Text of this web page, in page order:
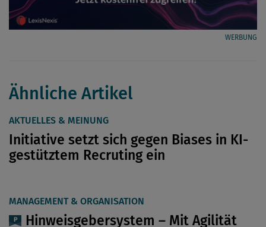
WERBUNG
Ähnliche Artikel
AKTUELLES & MEINUNG
Initiative setzt sich gegen Biases in KI-
gestütztem Recruting ein
MANAGEMENT & ORGANISATION
Hinweisgebersystem – Mit Agilität